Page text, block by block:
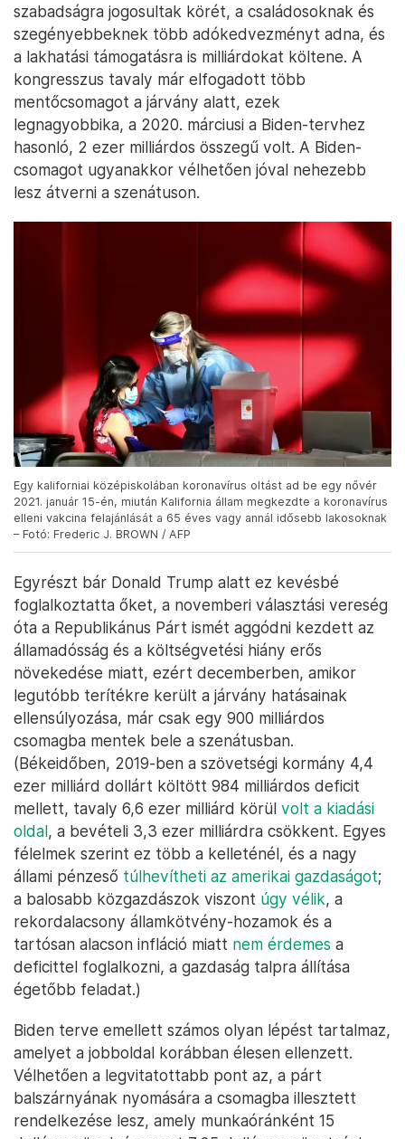
szabadságra jogosultak körét, a családosoknak és
szegényebbeknek több adókedvezményt adna, és
a lakhatási támogatásra is milliárdokat költene. A
kongresszus tavaly már elfogadott több
mentőcsomagot a járvány alatt, ezek
legnagyobbika, a 2020. márciusi a Biden-tervhez
hasonló, 2 ezer milliárdos összegű volt. A Biden-
csomagot ugyanakkor vélhetően jóval nehezebb
lesz átverni a szenátuson.
Egy kaliforniai középiskolában koronavírus oltást ad be egy nővér
2021. január 15-én, miután Kalifornia állam megkezdte a koronavírus
elleni vakcina felajánlását a 65 éves vagy annál idősebb lakosoknak
– Fotó: Frederic J. BROWN / AFP
Egyrészt bár Donald Trump alatt ez kevésbé
foglalkoztatta őket, a novemberi választási vereség
óta a Republikánus Párt ismét aggódni kezdett az
államadósság és a költségvetési hiány erős
növekedése miatt, ezért decemberben, amikor
legutóbb terítékre került a járvány hatásainak
ellensúlyozása, már csak egy 900 milliárdos
csomagba mentek bele a szenátusban.
(Békeidőben, 2019-ben a szövetségi kormány 4,4
ezer milliárd dollárt költött 984 milliárdos deficit
mellett, tavaly 6,6 ezer milliárd körül volt a kiadási
oldal, a bevételi 3,3 ezer milliárdra csökkent. Egyes
félelmek szerint ez több a kelleténél, és a nagy
állami pénzeső túlhevítheti az amerikai gazdaságot;
a balosabb közgazdászok viszont úgy vélik, a
rekordalacsony államkötvény-hozamok és a
tartósan alacson infláció miatt nem érdemes a
deficittel foglalkozni, a gazdaság talpra állítása
égetőbb feladat.)
Biden terve emellett számos olyan lépést tartalmaz,
amelyet a jobboldal korábban élesen ellenzett.
Vélhetően a legvitatottabb pont az, a párt
balszárnyának nyomására a csomagba illesztett
rendelkezése lesz, amely munkaóránként 15